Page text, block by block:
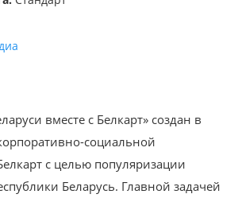
вместе с Белкарт» создан в
социальной
с целью популяризации
Беларусь. Главной задачей